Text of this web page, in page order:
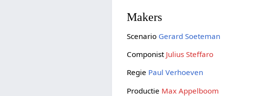
Makers
Scenario Gerard Soeteman
Componist Julius Steffaro
Regie Paul Verhoeven
Productie Max Appelboom